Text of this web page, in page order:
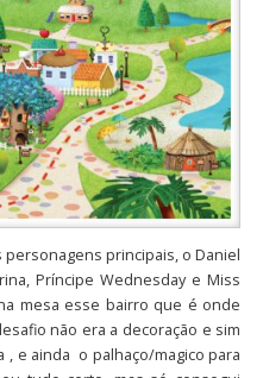
personagens principais, o Daniel
Príncipe Wednesday e Miss
mesa esse bairro que é onde
não era a decoração e sim
, e ainda o palhaço/magico para